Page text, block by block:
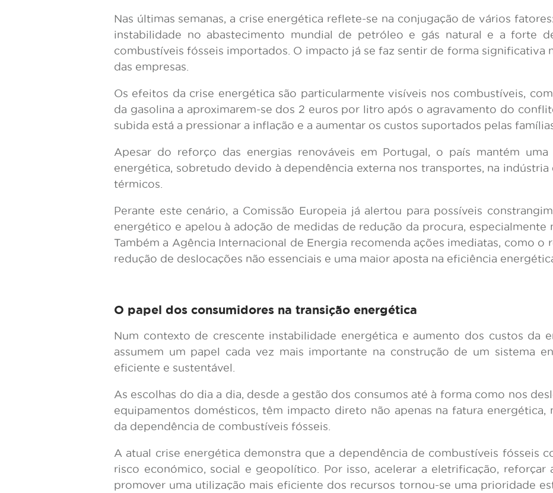
Nas últimas semanas, a crise energética reflete-se na conjugação de vários
instabilidade no abastecimento mundial de petróleo e gás natural e a forte
combustíveis fósseis importados. O impacto já se faz sentir de forma significativa
das empresas.
Os efeitos da crise energética são particularmente visíveis nos combustíveis,
da gasolina a aproximarem-se dos 2 euros por litro após o agravamento do
subida está a pressionar a inflação e a aumentar os custos suportados pelas
Apesar do reforço das energias renováveis em Portugal, o país mantém uma
energética, sobretudo devido à dependência externa nos transportes, na indústria
térmicos.
Perante este cenário, a Comissão Europeia já alertou para possíveis
energético e apelou à adoção de medidas de redução da procura, especialmente
Também a Agência Internacional de Energia recomenda ações imediatas, como o
redução de deslocações não essenciais e uma maior aposta na eficiência
O papel dos consumidores na transição energética
Num contexto de crescente instabilidade energética e aumento dos custos da
assumem um papel cada vez mais importante na construção de um sistema
eficiente e sustentável.
As escolhas do dia a dia, desde a gestão dos consumos até à forma como nos
equipamentos domésticos, têm impacto direto não apenas na fatura energética,
da dependência de combustíveis fósseis.
A atual crise energética demonstra que a dependência de combustíveis fósseis
risco económico, social e geopolítico. Por isso, acelerar a eletrificação, reforçar
promover uma utilização mais eficiente dos recursos tornou-se uma prioridade